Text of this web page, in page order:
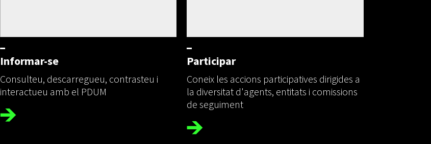
Informar-se
Consulteu, descarregueu, contrasteu i
interactueu amb el PDUM
Participar
Coneix les accions participatives dirigides a
la diversitat d'agents, entitats i comissions
de seguiment